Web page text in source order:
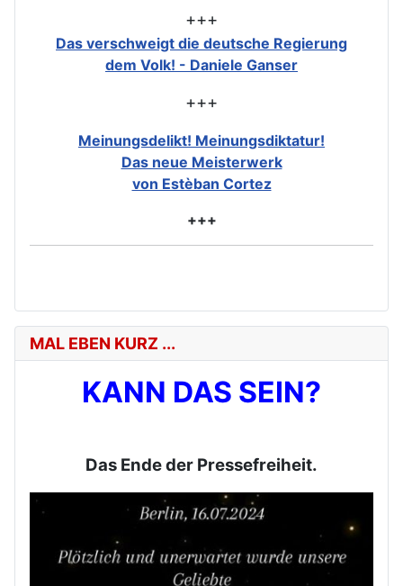
+++
Das verschweigt die deutsche Regierung
dem Volk! - Daniele Ganser
+++
Meinungsdelikt! Meinungsdiktatur!
Das neue Meisterwerk
von Estèban Cortez
+++
MAL EBEN KURZ ...
KANN DAS SEIN?
Das Ende der Pressefreiheit.